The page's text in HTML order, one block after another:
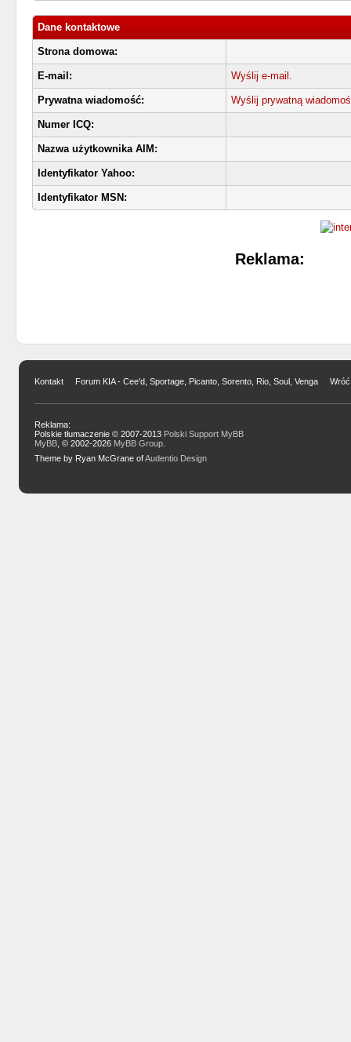
Dane kontaktowe
Strona domowa:
E-mail: Wyślij e-mail.
Prywatna wiadomość: Wyślij prywatną
Numer ICQ:
Nazwa użytkownika AIM:
Identyfikator Yahoo:
Identyfikator MSN:
Reklama:
Kontakt Forum KIA - Cee'd, Sportage, Picanto, Sorento, Rio, Soul, Venga
Reklama:
Polskie tłumaczenie © 2007-2013 Polski Support MyBB
MyBB, © 2002-2026 MyBB Group.
Theme by Ryan McGrane ofAudentio Design